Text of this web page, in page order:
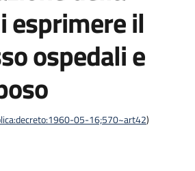
esprimere il
ospedali e
05-16;570~art42)